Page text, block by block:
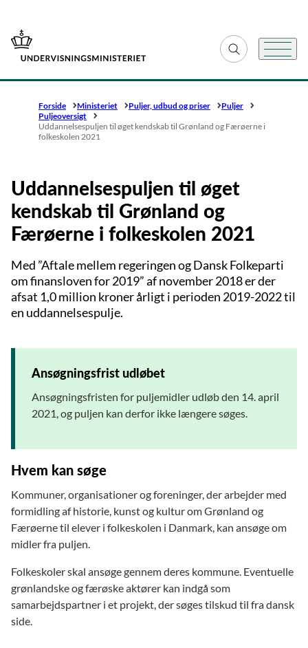
Gå til forsiden Fold søgefelt ud
Menu
Forside Ministeriet Puljer, udbud og priser
Puljer
Puljeoversigt
Uddannelsespuljen til øget kendskab til Grønland og Færøerne i
folkeskolen 2021
Uddannelsespuljen til øget
kendskab til Grønland og
Færøerne i folkeskolen 2021
Med ”Aftale mellem regeringen og Dansk Folkeparti
om finansloven for 2019” af november 2018 er der
afsat 1,0 million kroner årligt i perioden 2019-2022 til
en uddannelsespulje.
Ansøgningsfrist udløbet
Ansøgningsfristen for puljemidler udløb den 14. april
2021, og puljen kan derfor ikke længere søges.
Hvem kan søge
Kommuner, organisationer og foreninger, der arbejder med
formidling af historie, kunst og kultur om Grønland og
Færøerne til elever i folkeskolen i Danmark, kan ansøge om
midler fra puljen.
Folkeskoler skal ansøge gennem deres kommune. Eventuelle
grønlandske og færøske aktører kan indgå som
samarbejdspartner i et projekt, der søges tilskud til fra dansk
side.